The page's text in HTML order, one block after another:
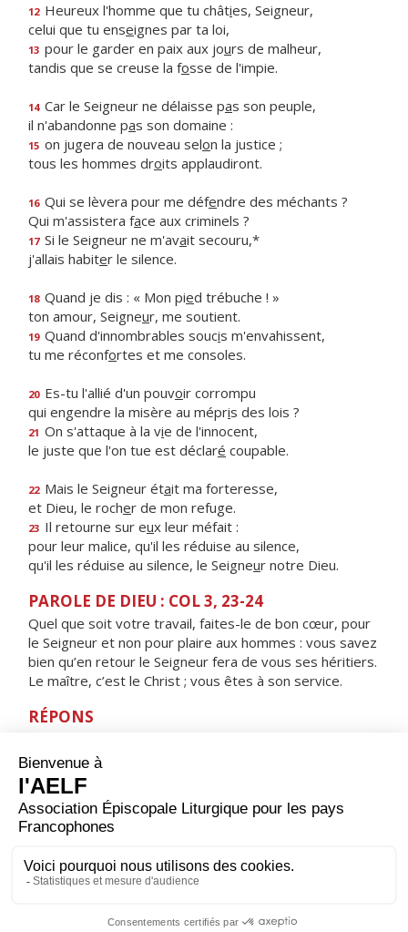
12 Heureux l'homme que tu châties, Seigneur,
celui que tu enseignes par ta loi,
13 pour le garder en paix aux jours de malheur,
tandis que se creuse la fosse de l'impie.
14 Car le Seigneur ne délaisse pas son peuple,
il n'abandonne pas son domaine :
15 on jugera de nouveau selon la justice ;
tous les hommes droits applaudiront.
16 Qui se lèvera pour me défendre des méchants ?
Qui m'assistera face aux criminels ?
17 Si le Seigneur ne m'avait secouru,*
j'allais habiter le silence.
18 Quand je dis : « Mon pied trébuche ! »
ton amour, Seigneur, me soutient.
19 Quand d'innombrables soucis m'envahissent,
tu me réconfortes et me consoles.
20 Es-tu l'allié d'un pouvoir corrompu
qui engendre la misère au mépris des lois ?
21 On s'attaque à la vie de l'innocent,
le juste que l'on tue est déclaré coupable.
22 Mais le Seigneur était ma forteresse,
et Dieu, le rocher de mon refuge.
23 Il retourne sur eux leur méfait :
pour leur malice, qu'il les réduise au silence,
qu'il les réduise au silence, le Seigneur notre Dieu.
PAROLE DE DIEU : COL 3, 23-24
Quel que soit votre travail, faites-le de bon cœur, pour
le Seigneur et non pour plaire aux hommes : vous savez
bien qu’en retour le Seigneur fera de vous ses héritiers.
Le maître, c’est le Christ ; vous êtes à son service.
RÉPONS
de toi dépend mon sort.
ORAISON
Seigneur Jésus Christ, toi qui étendis les bras sur la
croix pour sauver tous les hommes, donne-nous de te
monde l'oeuvre de ton amour. Toi qui règnes pour les